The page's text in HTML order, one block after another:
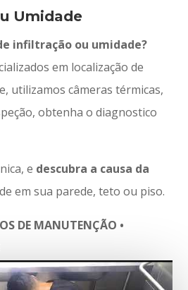
Umidade
infiltração ou umidade?
em localização de
utilizamos câmeras térmicas,
obtenha o diagnostico
e descubra a causa da
em sua parede, teto ou piso.
DE MANUTENÇÃO •